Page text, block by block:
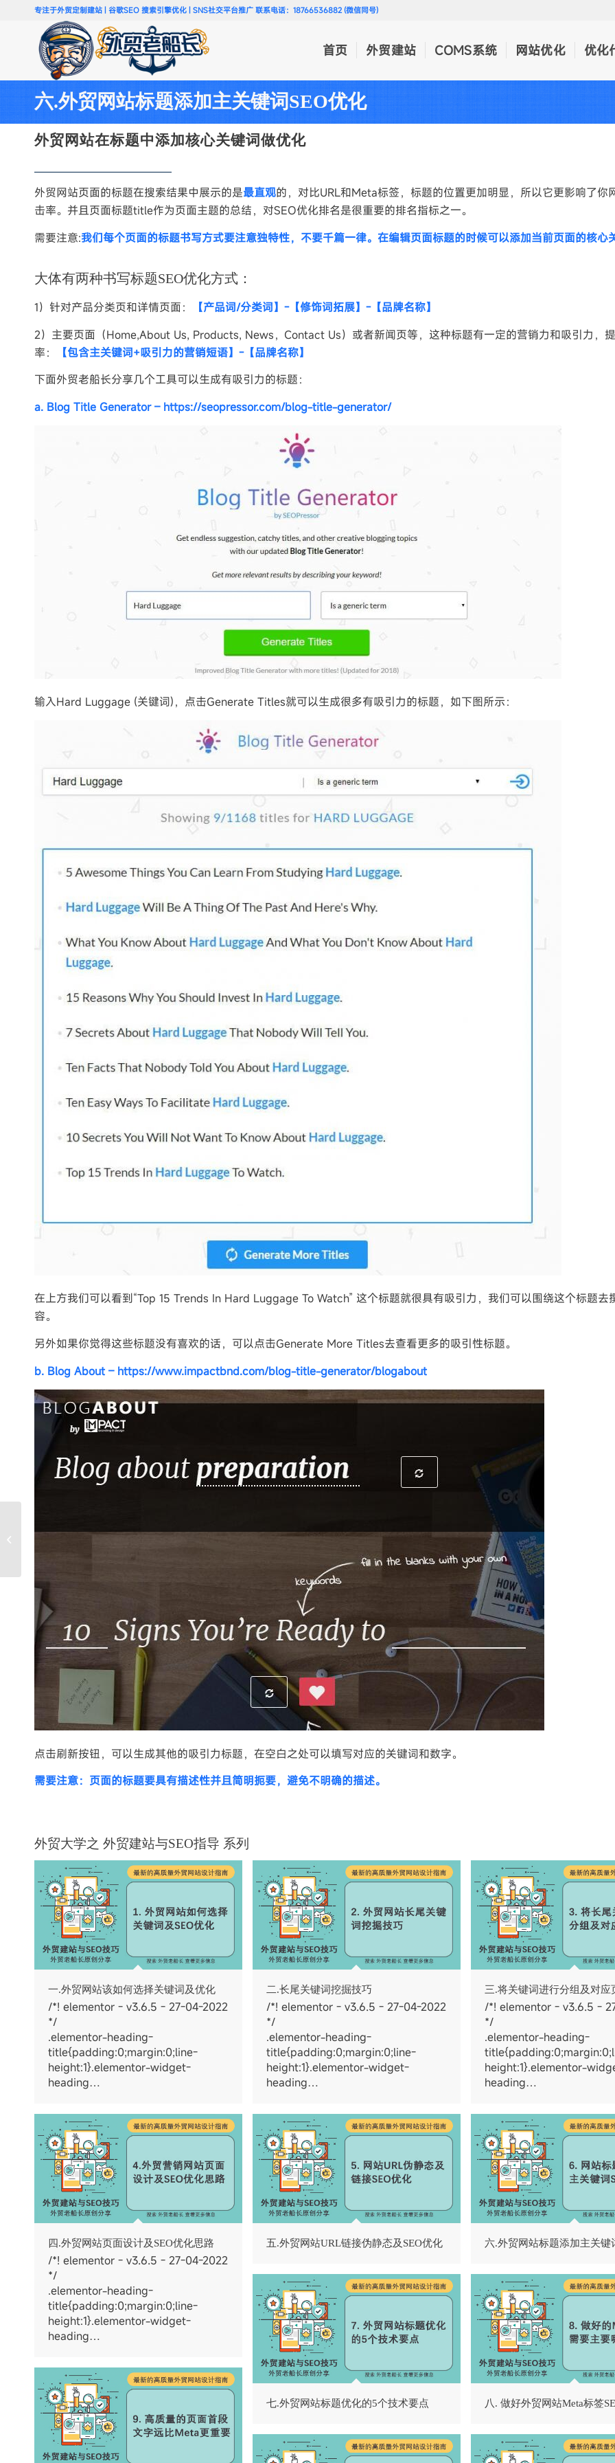
专注于外贸定制建站 | 谷歌SEO 搜索引擎优化 | SNS社交平台推广 联系电话：18766536882 (微信同号)
首页 外贸建站 COMS系统 网站优化 优化
六.外贸网站标题添加主关键词SEO优化
外贸网站在标题中添加核心关键词做优化
外贸网站页面的标题在搜索结果中展示的是最直观的，对比URL和Meta标签，标题的位置更加明显，所以它更影响了你
击率。并且页面标题title作为页面主题的总结，对SEO优化排名是很重要的排名指标之一。
需要注意:我们每个页面的标题书写方式要注意独特性，不要千篇一律。在编辑页面标题的时候可以添加当前页面的核心
大体有两种书写标题SEO优化方式：
1）针对产品分类页和详情页面：
【产品词/分类词】-【修饰词拓展】-【品牌名称】
2）主要页面（Home,About Us, Products, News，Contact Us）或者新闻页等，这种标题有一定的营销力和吸引力，
率：
【包含主关键词+吸引力的营销短语】-【品牌名称】
下面外贸老船长分享几个工具可以生成有吸引力的标题：
a. Blog Title Generator – https://seopressor.com/blog-title-generator/
输入Hard Luggage (关键词)，点击Generate Titles就可以生成很多有吸引力的标题，如下图所示：
在上方我们可以看到“Top 15 Trends In Hard Luggage To Watch” 这个标题就很具有吸引力，我们可以围绕这个标题去
容。
另外如果你觉得这些标题没有喜欢的话，可以点击Generate More Titles去查看更多的吸引性标题。
b. Blog About – https://www.impactbnd.com/blog-title-generator/blogabout
点击刷新按钮，可以生成其他的吸引力标题，在空白之处可以填写对应的关键词和数字。
需要注意：页面的标题要具有描述性并且简明扼要，避免不明确的描述。
外贸大学之 外贸建站与SEO指导 系列
一.外贸网站该如何选择关键词及优化
/*! elementor - v3.6.5 - 27-04-2022
*/
.elementor-heading-
title{padding:0;margin:0;line-
height:1}.elementor-widget-
heading…
二.长尾关键词挖掘技巧
/*! elementor - v3.6.5 - 27-04-2022
*/
.elementor-heading-
title{padding:0;margin:0;line-
height:1}.elementor-widget-
heading…
三.将关键词进行分组及对应
/*! elementor - v3.6.5 -
*/
.elementor-heading-
height:1}.elementor-
heading…
四.外贸网站页面设计及SEO优化思路
/*! elementor - v3.6.5 - 27-04-2022
*/
.elementor-heading-
title{padding:0;margin:0;line-
height:1}.elementor-widget-
heading…
五.外贸网站URL链接伪静态及SEO优化 六.外贸网站标题添加主关键
七.外贸网站标题优化的5个技术要点 八. 做好外贸网站Meta标签
五.外贸网站URL链接伪